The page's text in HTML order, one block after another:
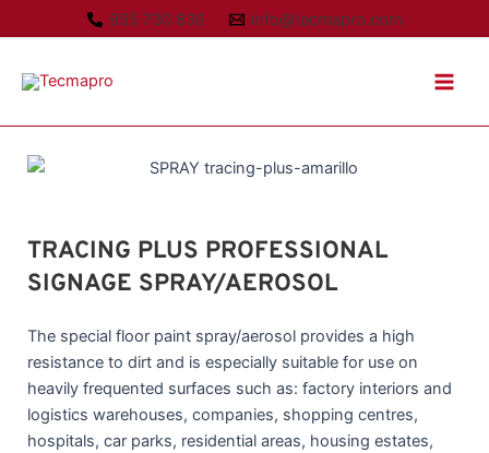
al
955 730 839 info@tecmapro.com
TRACING PLUS PROFESSIONAL
SIGNAGE SPRAY/AEROSOL
The special floor paint spray/aerosol provides a high
resistance to dirt and is especially suitable for use on
heavily frequented surfaces such as: factory interiors and
logistics warehouses, companies, shopping centres,
hospitals, car parks, residential areas, housing estates,